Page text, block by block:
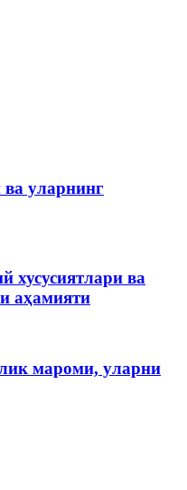
уларнинг
хусусиятлари ва
аҳамияти
мароми, уларни